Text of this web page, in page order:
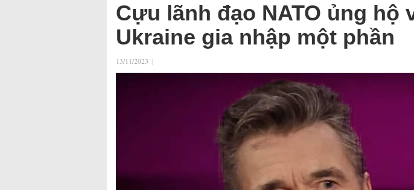
Cựu lãnh đạo NATO ủng hộ
Ukraine gia nhập một phần
13/11/2023 |